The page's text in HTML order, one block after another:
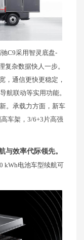
C9采用智灵底盘-
复杂数据快人一步。
，通信更快更稳定，
航联动等实用功能。
。承载力方面，新车
车架，3/6+3片高强
与效率代际领先。
kWh电池车型续航可